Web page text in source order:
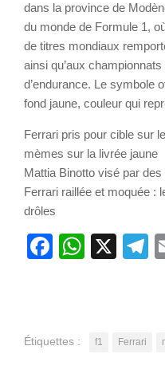
dans la province de
du monde de Formule 1,
de titres mondiaux
ainsi qu’aux
d’endurance. Le symbole
fond jaune, couleur qui
Ferrari pris pour cible sur
mèmes sur la livrée jaune
Mattia Binotto visé par
Ferrari raillée et moquée :
drôles
Facebook
X
Étiquettes : f1 Ferrari